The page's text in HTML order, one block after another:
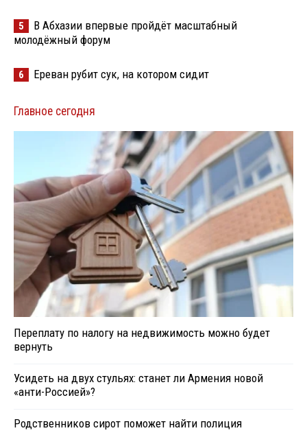
5
В Абхазии впервые пройдёт масштабный
молодёжный форум
6 Ереван рубит сук, на котором сидит
Главное сегодня
Переплату по налогу на недвижимость можно будет
вернуть
Усидеть на двух стульях: станет ли Армения новой
«анти-Россией»?
Родственников сирот поможет найти полиция